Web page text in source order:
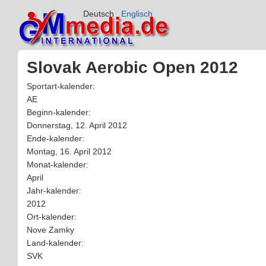
Deutsch Englisch
Slovak Aerobic Open 2012
Sportart-kalender:
AE
Beginn-kalender:
Donnerstag, 12. April 2012
Ende-kalender:
Montag, 16. April 2012
Monat-kalender:
April
Jahr-kalender:
2012
Ort-kalender:
Nove Zamky
Land-kalender:
SVK